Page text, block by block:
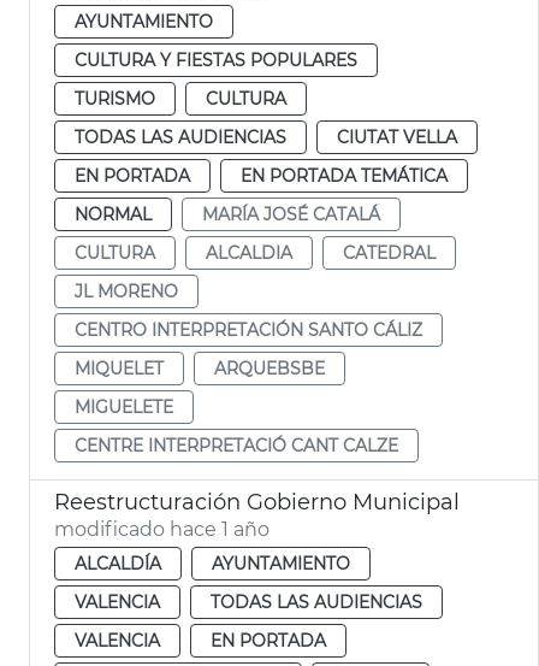
AYUNTAMIENTO
CULTURA Y FIESTAS POPULARES
TURISMO
CULTURA
TODAS LAS AUDIENCIAS
CIUTAT VELLA
EN PORTADA
EN PORTADA TEMÁTICA
NORMAL
MARÍA JOSÉ CATALÁ
CULTURA
ALCALDIA
CATEDRAL
JL MORENO
CENTRO INTERPRETACIÓN SANTO CÁLIZ
MIQUELET
ARQUEBSBE
MIGUELETE
CENTRE INTERPRETACIÓ CANT CALZE
Reestructuración Gobierno Municipal
modificado hace 1 año
ALCALDÍA
AYUNTAMIENTO
VALENCIA
TODAS LAS AUDIENCIAS
VALENCIA
EN PORTADA